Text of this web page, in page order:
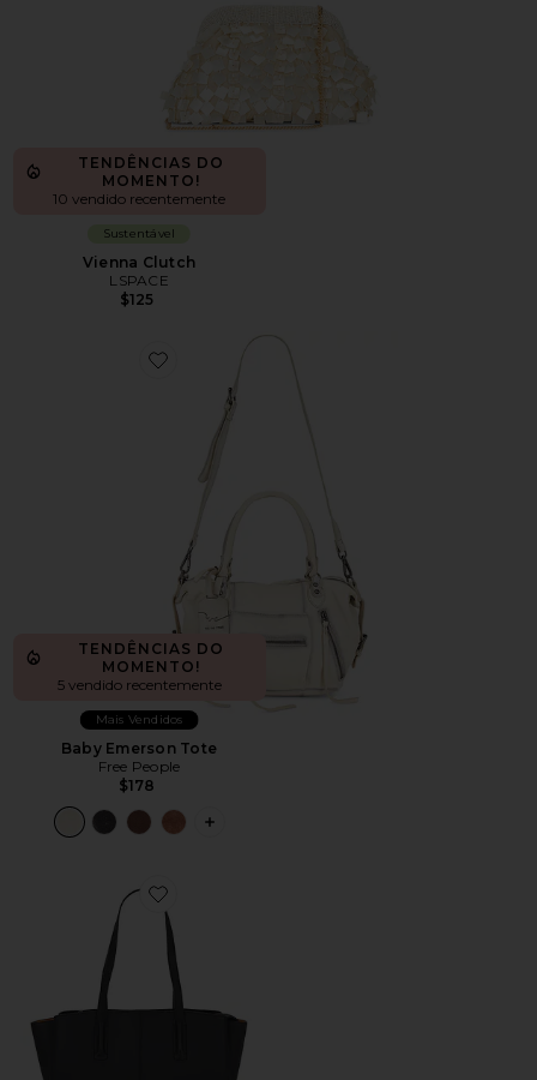
TENDÊNCIAS DO
MOMENTO!
10 vendido recentemente
Sustentável
Vienna Clutch
LSPACE
$125
Favorite Baby Emerson Tote
TENDÊNCIAS DO
MOMENTO!
5 vendido recentemente
Mais Vendidos
Baby Emerson Tote
Free People
$178
PLUS ICON TO SEE MORE OPTIONS
Favorite Paloma Tote